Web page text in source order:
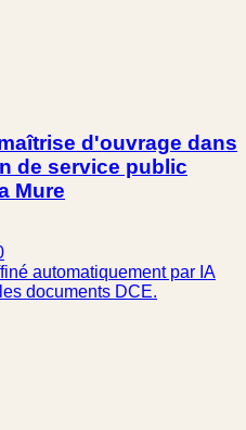
d'ouvrage dans
de service public
Mure
automatiquement par IA
documents DCE.